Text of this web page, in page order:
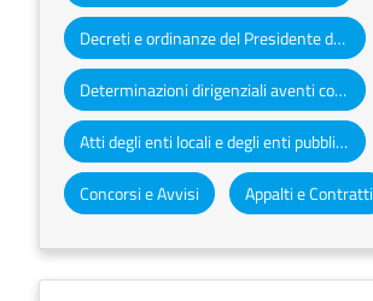
Decreti e ordinanze del Presidente della Giunta regionale
Determinazioni dirigenziali aventi contenuto di interesse generale
Atti degli enti locali e degli enti pubblici e privati
Concorsi e Avvisi Appalti e Contratti